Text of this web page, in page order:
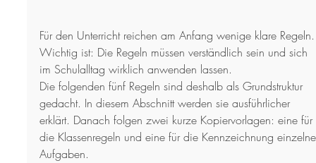
Für den Unterricht reichen am Anfang wenige klare
Wichtig ist: Die Regeln müssen verständlich sein und sich
im Schulalltag wirklich anwenden lassen.
Die folgenden fünf Regeln sind deshalb als Grundstruktur
gedacht. In diesem Abschnitt werden sie ausführlicher
erklärt. Danach folgen zwei kurze Kopiervorlagen: eine für
die Klassenregeln und eine für die Kennzeichnung
Aufgaben.